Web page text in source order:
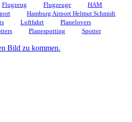
Flugzeug Flugzeuge
HAM
Hamburg Airport Helmut Schmidt
Luftfahrt
Planelovers
Planespotting
Spotter